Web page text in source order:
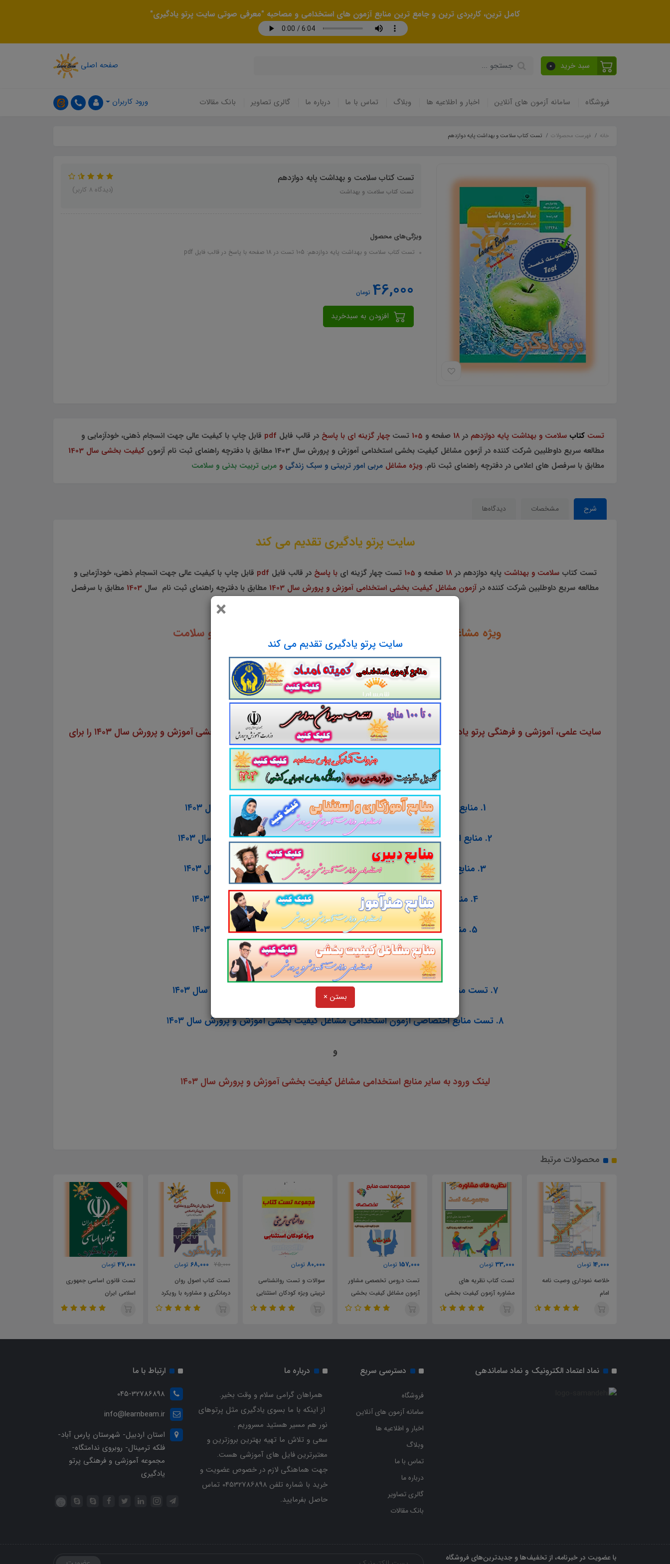
کامل ترین، کاربردی ترین و جامع ترین منابع آزمون های استخدامی و مصاحبه "معرفی صوتی سایت پرتو یادگیری"
سبد خرید 0 صفحه اصلی
فروشگاه سامانه آزمون های آنلاین اخبار و اطلاعیه ها وبلاگ تماس با ما درباره ما گالری تصاویر بانک مقالات ورود کاربران
×
سایت پرتو یادگیری تقدیم می کند
بستن ×
خانه فهرست محصولات تست کتاب سلامت و بهداشت پایه دوازدهم
تست کتاب سلامت و بهداشت پایه دوازدهم
تست کتاب سلامت و بهداشت (دیدگاه 8 کاربر)
ویژگی‌های محصول
تست کتاب سلامت و بهداشت پایه دوازدهم: 105 تست در 18 صفحه با پاسخ در قالب فایل pdf
46,000 تومان
تست کتاب سلامت و بهداشت پایه دوازدهم در 18 صفحه و 105 تست چهار گزینه ای با پاسخ در قالب فایل pdf قابل چاپ با کیفیت عالی جهت انسجام ذهنی، خودآزمایی و
مطالعه سریع داوطلبین شرکت کننده در آزمون مشاغل کیفیت بخشی استخدامی آموزش و پرورش سال 1403 مطابق با دفترچه راهنمای ثبت نام آزمون
کیفیت بخشی سال 1403
مطابق با سرفصل های اعلامی در دفترچه راهنمای ثبت نام. ویژه مشاغل مربی امور تربیتی و سبک زندگی و مربی تربیت بدنی و سلامت
شرح مشخصات دیدگاه‌ها
سایت پرتو یادگیری تقدیم می کند
تست کتابسلامت و بهداشت پایه دوازدهم در18 صفحه و 105 تست چهار گزینه ایبا پاسخ در قالب فایل pdf قابل چاپ با کیفیت عالی جهت انسجام ذهنی، خودآزمایی و
مطالعه سریع داوطلبین شرکت کننده در آزمون مشاغل کیفیت بخشی استخدامی آموزش و پرورش سال 1403 مطابق با دفترچه راهنمای ثبت نام سال 1403 مطابق با سرفصل
ویژه مشاغل مربی تربیت بدنی و سلامت
لینک خرید و دانلود
خلاصه کتاب سلامت و بهداشت پایه دوازدهم
سایت علمی، آموزشی و فرهنگی پرتو یادگیری مجموعه منابع آمادگی برای آزمون استخدامی مشاغل کیفیت بخشی آموزش و پرورش سال ۱۴۰۳ را برای
داوطلبین این آزمون به شرح ذیل اعلام می دارد.
لینک ورود برای خرید
1. منابع عمومی آزمون استخدامی مشاغل کیفیت بخشی آموزش و پرورش سال ۱۴۰۳
2. منابع اختصاصی آزمون استخدامی مشاغل کیفیت بخشی آموزش و پرورش سال ۱۴۰۳
3. منابع تخصصی شغل مربی امور تربیتی و سبک زندگی آموزش و پرورش سال ۱۴۰۳
4. منابع تخصصی شغل مربی تربیت بدنی و سلامت آموزش و پرورش سال ۱۴۰۳
5. منابع تخصصی شغل مربی امور تربیتی و مشاوره آموزش و پرورش سال ۱۴۰۳
6. منابع تخصصی شغل مشاور آموزش و پرورش سال ۱۴۰۳
7. تست منابع عمومی آزمون استخدامی مشاغل کیفیت بخشی آموزش و پرورش سال ۱۴۰۳
8. تست منابع اختصاصی آزمون استخدامی مشاغل کیفیت بخشی آموزش و پرورش سال ۱۴۰۳
و
لینک ورود به سایر منابع استخدامی مشاغل کیفیت بخشی آموزش و پرورش سال ۱۴۰۳
محصولات مرتبط
14,000 تومان
خلاصه نموداری وصیت نامه
امام
33,000 تومان
تست کتاب نظریه های
مشاوره آزمون کیفیت بخشی
157,000 تومان
تست دروس تخصصی مشاور
آزمون مشاغل کیفیت بخشی
80,000 تومان
سوالات و تست روانشناسی
تربیتی ویژه کودکان استثنایی
10٪
75,000
68,000 تومان
تست کتاب اصول روان
درمانگری و مشاوره با رویکرد
اسلامی
47,000 تومان
تست قانون اساسی جمهوری
اسلامی ایران
نماد اعتماد الکترونیک و نماد ساماندهی دسترسی سریع
فروشگاه
سامانه آزمون های آنلاین
اخبار و اطلاعیه ها
وبلاگ
تماس با ما
درباره ما
گالری تصاویر
بانک مقالات
درباره ما
همراهان گرامی سلام و وقت بخیر.
از اینکه با ما بسوی یادگیری مثل پرتوهای
نور هم مسیر هستید مسروریم .
سعی و تلاش ما تهیه بهترین بروزترین و
معتبرترین فایل های آموزشی هست.
جهت هماهنگی لازم در خصوص عضویت و
خرید با شماره تلفن 04532786898 تماس
حاصل بفرمایید.
ارتباط با ما
045-32786898
info@learnbeam.ir
استان اردبیل- شهرستان پارس آباد-
فلکه ترمینال- روبروی ندامتگاه-
مجموعه آموزشی و فرهنگی پرتو
یادگیری
با عضویت در خبرنامه، از تخفیف‌ها و جدیدترین‌های فروشگاه